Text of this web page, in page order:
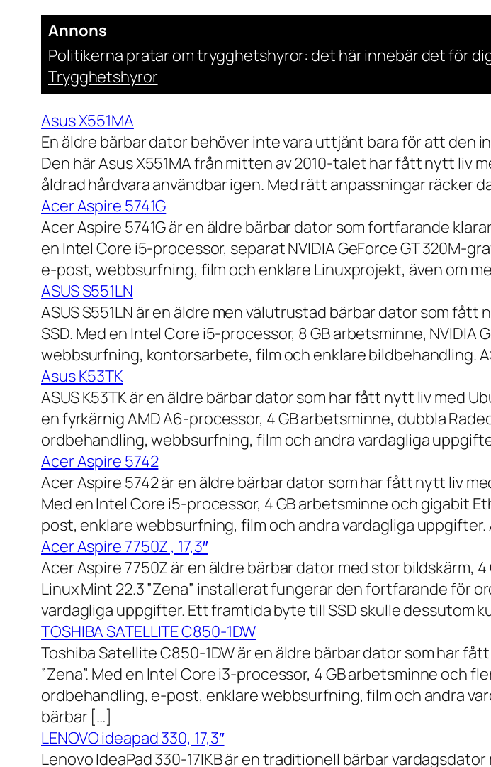
Annons
Politikerna pratar om trygghetshyror: det här innebär det för
Trygghetshyror
Asus X551MA
En äldre bärbar dator behöver inte vara uttjänt bara för att den
Den här Asus X551MA från mitten av 2010-talet har fått nytt liv
åldrad hårdvara användbar igen. Med rätt anpassningar räcker
Acer Aspire 5741G
Acer Aspire 5741G är en äldre bärbar dator som fortfarande
en Intel Core i5-processor, separat NVIDIA GeForce GT 320M-
e-post, webbsurfning, film och enklare Linuxprojekt, även om
ASUS S551LN
ASUS S551LN är en äldre men välutrustad bärbar dator som fått
SSD. Med en Intel Core i5-processor, 8 GB arbetsminne,
webbsurfning, kontorsarbete, film och enklare bildbehandling.
Asus K53TK
ASUS K53TK är en äldre bärbar dator som har fått nytt liv med
en fyrkärnig AMD A6-processor, 4 GB arbetsminne, dubbla
ordbehandling, webbsurfning, film och andra vardagliga
Acer Aspire 5742
Acer Aspire 5742 är en äldre bärbar dator som har fått nytt liv
Med en Intel Core i5-processor, 4 GB arbetsminne och gigabit
post, enklare webbsurfning, film och andra vardagliga uppgifter.
Acer Aspire 7750Z , 17,3″
Acer Aspire 7750Z är en äldre bärbar dator med stor bildskärm,
Linux Mint 22.3 ”Zena” installerat fungerar den fortfarande för
vardagliga uppgifter. Ett framtida byte till SSD skulle dessutom
TOSHIBA SATELLITE C850-1DW
Toshiba Satellite C850-1DW är en äldre bärbar dator som har
”Zena”. Med en Intel Core i3-processor, 4 GB arbetsminne och
ordbehandling, e-post, enklare webbsurfning, film och andra
bärbar […]
LENOVO ideapad 330, 17,3″
Lenovo IdeaPad 330-17IKB är en traditionell bärbar